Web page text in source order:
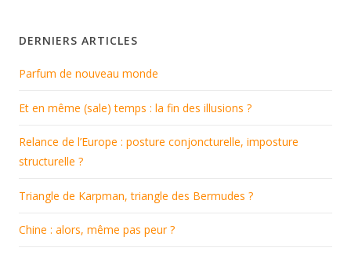
DERNIERS ARTICLES
Parfum de nouveau monde
Et en même (sale) temps : la fin des illusions ?
Relance de l’Europe : posture conjoncturelle, imposture
structurelle ?
Triangle de Karpman, triangle des Bermudes ?
Chine : alors, même pas peur ?